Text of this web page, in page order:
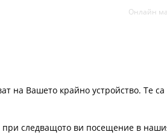
Онлайн
на Вашето крайно устройство. Те
при следващото ви посещение в